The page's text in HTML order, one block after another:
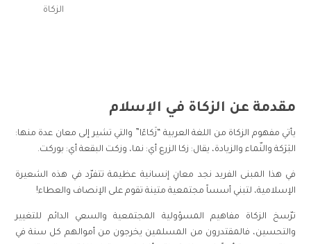
الزكاة
مقدمة عن الزكاة في الإسلام
يأتي مفهوم الزكاة من اللغة العربية “زَكاءًا” والتي تشير إلى معان عدة منها:
البَرَكة والنّماء والزيادة، يقال: زكا الزرع أي: نما، وزكت البقعة أي: بوركت.
في هذا المبنى الفريد نجد معانٍ إنسانية عظيمة تتفرّد في هذه الشعيرة
الإسلامية، لتبني أسساً مجتمعية متينة تقوم على الإنصاف والعطاء!
ترّسخ الزكاة مفاهيم المسؤولية المجتمعية والسعي الدائم للتغيير
والتحسين، فالمقتدرون من المسلمين يخرجون من أموالهم كل سنة في